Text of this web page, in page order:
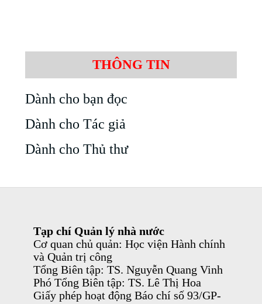
THÔNG TIN
Dành cho bạn đọc
Dành cho Tác giả
Dành cho Thủ thư
Tạp chí Quản lý nhà nước
Cơ quan chủ quản: Học viện Hành chính
và Quản trị công
Tổng Biên tập: TS. Nguyễn Quang Vinh
Phó Tổng Biên tập: TS. Lê Thị Hoa
Giấy phép hoạt động Báo chí số 93/GP-